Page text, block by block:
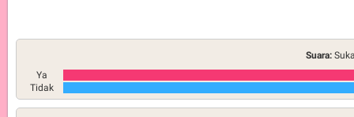
Suara:
Ya
Tidak